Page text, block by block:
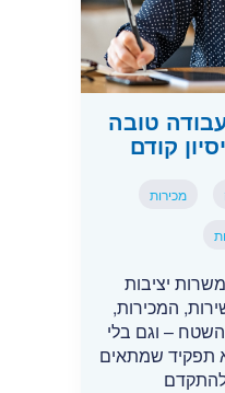
טובה
קודם
מכירות
יציבות
המכירות,
– וגם בלי
תפקיד שמתאים